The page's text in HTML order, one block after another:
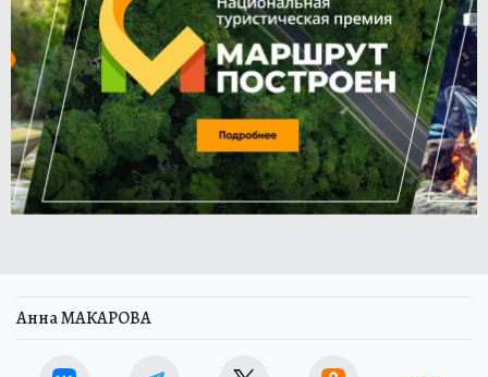
Анна МАКАРОВА